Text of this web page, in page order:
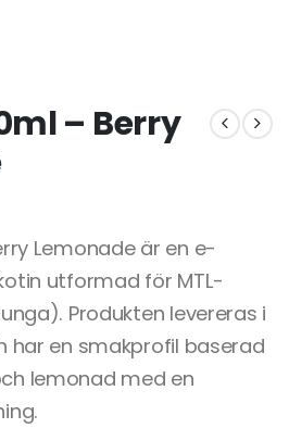
– Berry
Lemonade är en e-
utformad för MTL-
Produkten levereras i
har en smakprofil baserad
lemonad med en